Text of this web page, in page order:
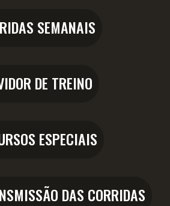
SEMANAIS
DE TREINO
ESPECIAIS
DAS CORRIDAS